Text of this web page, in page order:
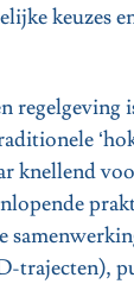
keuzes
regelgeving
knellend
trajecten),